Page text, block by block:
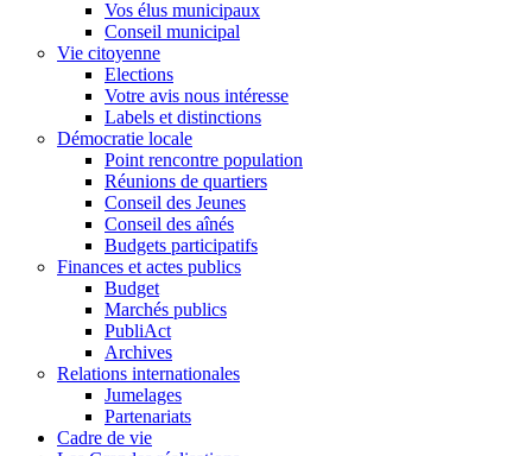
Vos élus municipaux
Conseil municipal
Vie citoyenne
Elections
Votre avis nous intéresse
Labels et distinctions
Démocratie locale
Point rencontre population
Réunions de quartiers
Conseil des Jeunes
Conseil des aînés
Budgets participatifs
Finances et actes publics
Budget
Marchés publics
PubliAct
Archives
Relations internationales
Jumelages
Partenariats
Cadre de vie